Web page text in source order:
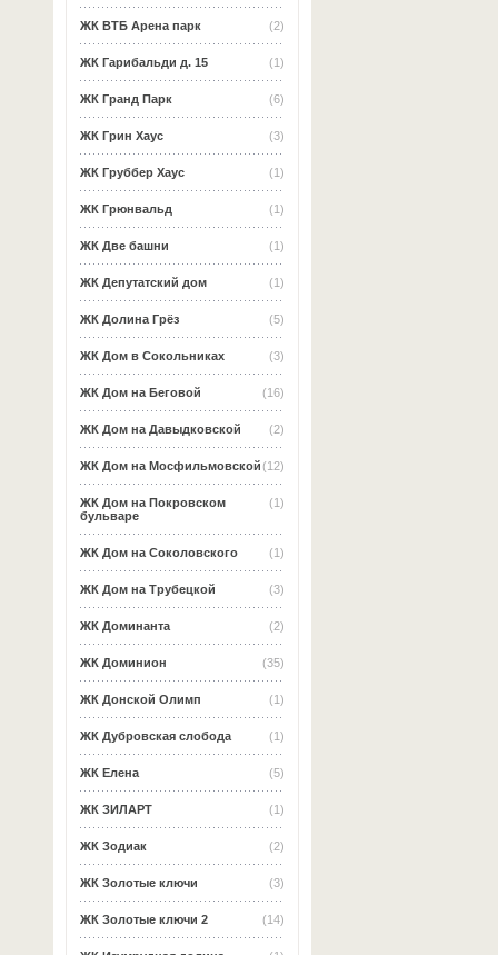
(2)
ЖК ВТБ Арена парк
(1)
ЖК Гарибальди д. 15
(6)
ЖК Гранд Парк
(3)
ЖК Грин Хаус
(1)
ЖК Груббер Хаус
(1)
ЖК Грюнвальд
(1)
ЖК Две башни
(1)
ЖК Депутатский дом
(5)
ЖК Долина Грёз
(3)
ЖК Дом в Сокольниках
(16)
ЖК Дом на Беговой
(2)
ЖК Дом на Давыдковской
(12)
ЖК Дом на Мосфильмовской
(1)
ЖК Дом на Покровском
бульваре
(1)
ЖК Дом на Соколовского
(3)
ЖК Дом на Трубецкой
(2)
ЖК Доминанта
(35)
ЖК Доминион
(1)
ЖК Донской Олимп
(1)
ЖК Дубровская слобода
(5)
ЖК Елена
(1)
ЖК ЗИЛАРТ
(2)
ЖК Зодиак
(3)
ЖК Золотые ключи
(14)
ЖК Золотые ключи 2